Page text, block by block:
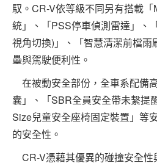
馭。CR-V依等級不同另有搭載
統」、「PSS停車偵測雷達」、
視角切換)」、「智慧清潔前檔雨
壘與駕駛便利性。
在被動安全部份，全車系配備
囊」、「SBR全員安全帶未繫提
Size兒童安全座椅固定裝置」等
的安全性。
CR-V憑藉其優異的碰撞安全性